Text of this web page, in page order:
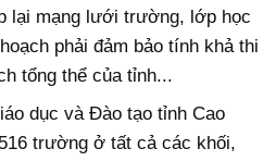
lại mạng lưới trường, lớp học
phải đảm bảo tính khả thi
tổng thể của tỉnh...
dục và Đào tạo tỉnh Cao
trường ở tất cả các khối,